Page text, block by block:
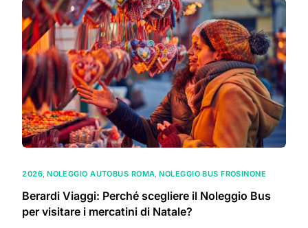
2026,NOLEGGIO AUTOBUS ROMA,NOLEGGIO BUS FROSINONE
Berardi Viaggi: Perché scegliere il Noleggio Bus
per visitare i mercatini di Natale?